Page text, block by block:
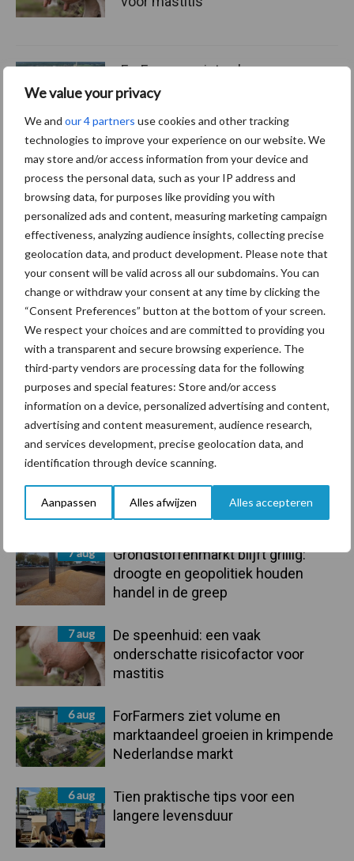
We value your privacy
We and our 4 partners use cookies and other tracking
technologies to improve your experience on our website. We
may store and/or access information from your device and
process the personal data, such as your IP address and
browsing data, for purposes like providing you with
personalized ads and content, measuring marketing campaign
effectiveness, analyzing audience insights, collecting precise
geolocation data, and product development. Please note that
your consent will be valid across all our subdomains. You can
change or withdraw your consent at any time by clicking the
“Consent Preferences” button at the bottom of your screen.
We respect your choices and are committed to providing you
with a transparent and secure browsing experience. The
third-party vendors are processing data for the following
purposes and special features: Store and/or access
information on a device, personalized advertising and content,
advertising and content measurement, audience research,
and services development, precise geolocation data, and
identification through device scanning.
Aanpassen Alles afwijzen Alles accepteren
Primaire
Recent nieuws Partner nieuws
7 aug
Grondstoffenmarkt blijft grillig:
droogte en geopolitiek houden
handel in de greep
7 aug
De speenhuid: een vaak
onderschatte risicofactor voor
mastitis
6 aug
ForFarmers ziet volume en
marktaandeel groeien in krimpende
Nederlandse markt
6 aug
Tien praktische tips voor een
langere levensduur
ForFarmers ziet volume en
marktaandeel groeien in
krimpende Nederlandse
markt
Themapagina's
Diergezondheid Bemesting Fokkerij
Compost Dierlijke mest
Toon meer